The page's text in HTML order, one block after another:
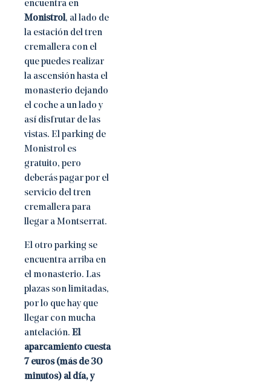
encuentra en
Monistrol, al lado de
la estación del tren
cremallera con el
que puedes realizar
la ascensión hasta el
monasterio dejando
el coche a un lado y
así disfrutar de las
vistas. El parking de
Monistrol es
gratuito, pero
deberás pagar por el
servicio del tren
cremallera para
llegar a Montserrat.
El otro parking se
encuentra arriba en
el monasterio. Las
plazas son limitadas,
por lo que hay que
llegar con mucha
antelación. El
aparcamiento cuesta
7 euros (más de 30
minutos) al día, y